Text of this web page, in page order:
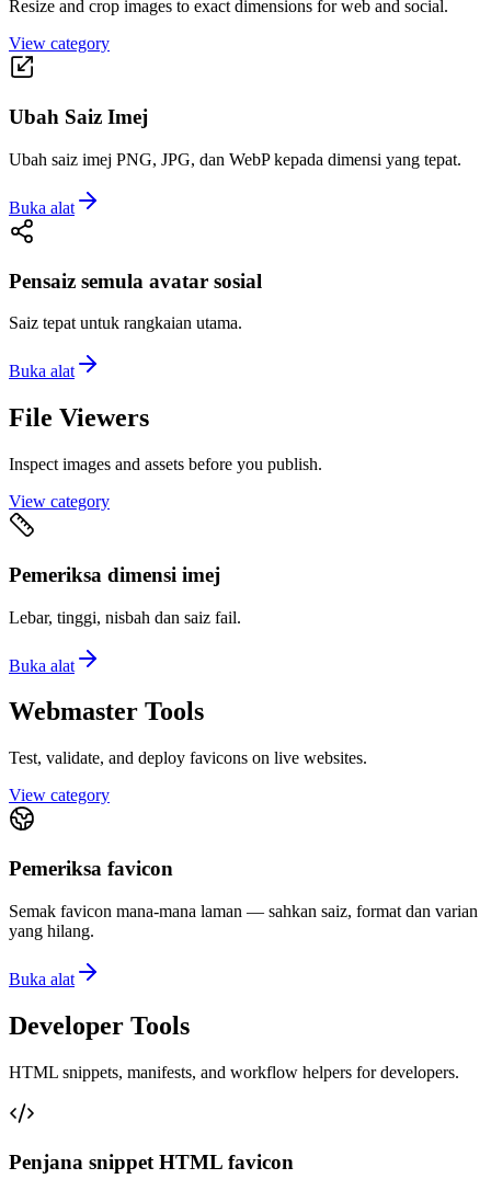
Resize and crop images to exact dimensions for web and social.
View category
Ubah Saiz Imej
Ubah saiz imej PNG, JPG, dan WebP kepada dimensi yang tepat.
Buka alat
Pensaiz semula avatar sosial
Saiz tepat untuk rangkaian utama.
Buka alat
File Viewers
Inspect images and assets before you publish.
View category
Pemeriksa dimensi imej
Lebar, tinggi, nisbah dan saiz fail.
Buka alat
Webmaster Tools
Test, validate, and deploy favicons on live websites.
View category
Pemeriksa favicon
Semak favicon mana-mana laman — sahkan saiz, format dan varian
yang hilang.
Buka alat
Developer Tools
HTML snippets, manifests, and workflow helpers for developers.
Penjana snippet HTML favicon